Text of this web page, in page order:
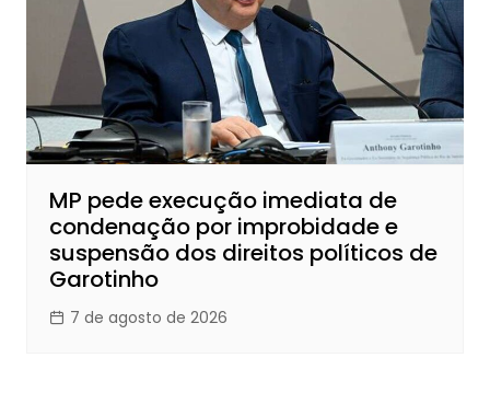
MP pede execução imediata de
condenação por improbidade e
suspensão dos direitos políticos de
Garotinho
7 de agosto de 2026